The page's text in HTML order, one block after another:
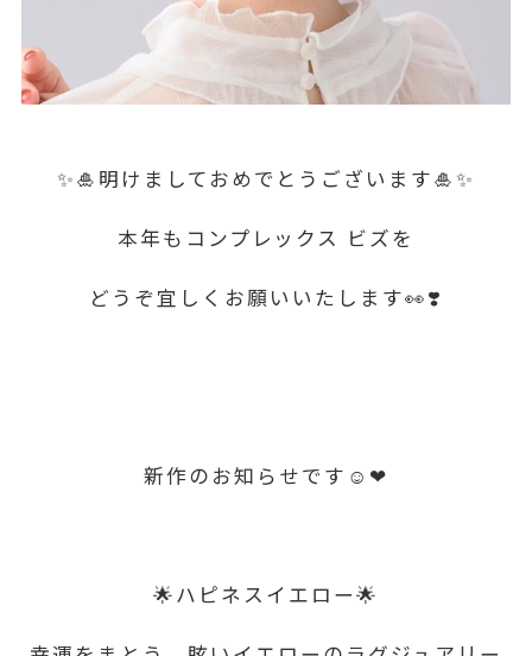
✨️🎍明けましておめでとうございます🎍✨️
本年もコンプレックス ビズを
どうぞ宜しくお願いいたします👀❣️
新作のお知らせです☺️❤
🌟ハピネスイエロー🌟